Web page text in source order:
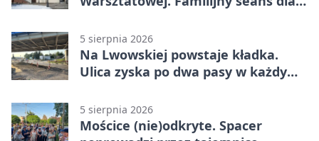
5 sierpnia 2026
Na Lwowskiej powstaje kładka.
Ulica zyska po dwa pasy w każdym
5 sierpnia 2026
Mościce (nie)odkryte. Spacer